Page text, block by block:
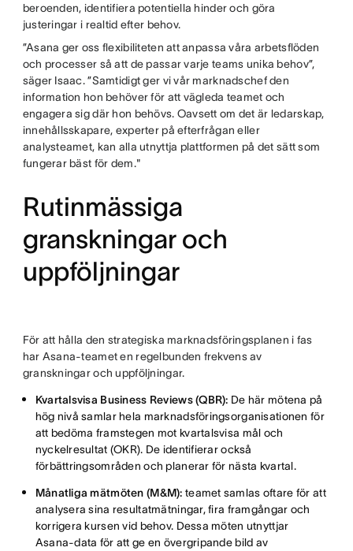
beroenden, identifiera potentiella hinder och göra
justeringar i realtid efter behov.
”Asana ger oss flexibiliteten att anpassa våra arbetsflöden
och processer så att de passar varje teams unika behov”,
säger Isaac. ”Samtidigt ger vi vår marknadschef den
information hon behöver för att vägleda teamet och
engagera sig där hon behövs. Oavsett om det är ledarskap,
innehållsskapare, experter på efterfrågan eller
analysteamet, kan alla utnyttja plattformen på det sätt som
fungerar bäst för dem."
Rutinmässiga
granskningar och
uppföljningar
För att hålla den strategiska marknadsföringsplanen i fas
har Asana-teamet en regelbunden frekvens av
granskningar och uppföljningar.
Kvartalsvisa Business Reviews (QBR): De här mötena på
hög nivå samlar hela marknadsföringsorganisationen för
att bedöma framstegen mot kvartalsvisa mål och
nyckelresultat (OKR). De identifierar också
förbättringsområden och planerar för nästa kvartal.
Månatliga mätmöten (M&M): teamet samlas oftare för att
analysera sina resultatmätningar, fira framgångar och
korrigera kursen vid behov. Dessa möten utnyttjar
Asana-data för att ge en övergripande bild av